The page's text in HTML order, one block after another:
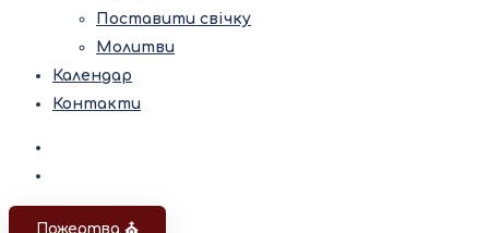
Поставити свічку
Молитви
Календар
Контакти
Пожертва ⛪️